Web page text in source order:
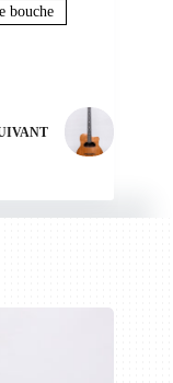
bouche